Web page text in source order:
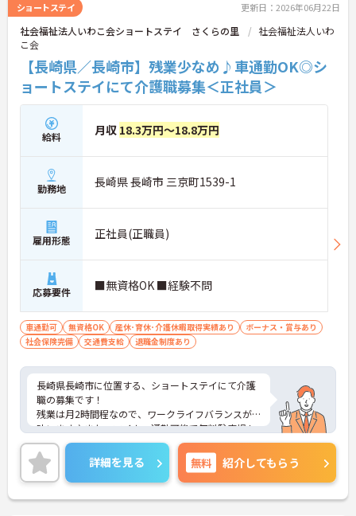
ショートステイ 更新日：2026年06月22日
社会福祉法人いわこ会ショートステイ さくらの里
社会福祉法人いわ
こ会
【長崎県／長崎市】残業少なめ♪車通勤OK◎シ
ョートステイにて介護職募集＜正社員＞
給料 月収 18.3万円～18.8万円
勤務地 長崎県 長崎市 三京町1539-1
雇用形態 正社員(正職員)
応募要件 ■無資格OK ■経験不問
車通勤可 無資格OK 産休･育休･介護休暇取得実績あり
ボーナス・賞与あり
社会保険完備
交通費支給 退職金制度あり
長崎県長崎市に位置する、ショートステイにて介護
職の募集です！
残業は月2時間程なので、ワークライフバランスが
叶います♪また、マイカー通勤可能で無料駐車場も
あるので通勤らくらくです◎
ご興味のある方には、面接対策ポイントなど、さら
に詳細をお話しいたしますのでお気軽にご相談くだ
さい！
詳細を見る 無料 紹介してもらう